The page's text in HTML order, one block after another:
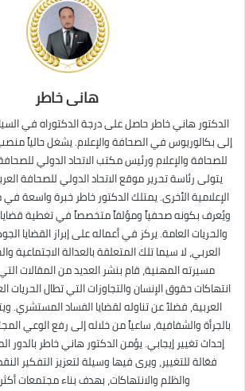
هانى خاطر
الدكتور هاني خاطر حاصل على درجة الدكتوراه في
إلى بكالوريوس في الصحافة والإعلام. يشغل حالياً
للصحافة والإعلام ورئيس مكتب الاتحاد الدولي
يتولى رئاسة تحرير موقع الاتحاد الدولي للصحافة
الإعلامية الأخرى. يمتلك الدكتور خاطر خبرة واسعة في
ويُعرف بكونه صحفياً ومؤلفاً متخصصاً في تغطية قضايا
والحريات العامة. يركز في أعماله على إبراز القضايا
العربي، لا سيما تلك المتعلقة بالعدالة الاجتماعية
مسيرته المهنية، قام بنشر العديد من المقالات
انتهاكات حقوق الإنسان والتجاوزات التي تطال
العربية، فضلاً عن تناوله لقضايا الفساد المستشري.
بالجرأة والشفافية، ساعياً من خلاله إلى رفع الوعي
إحداث تغيير إيجابي. يؤمن الدكتور هاني خاطر بالدور
فعّالة للتغيير، ويرى فيها وسيلة لتعزيز التفكير
والظلم والانتهاكات، بهدف بناء مجتمعات